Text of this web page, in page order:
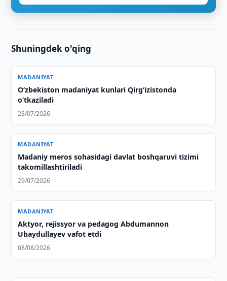
Shuningdek o'qing
MADANIYAT
O‘zbekiston madaniyat kunlari Qirg‘izistonda
o‘tkaziladi
28/07/2026
MADANIYAT
Madaniy meros sohasidagi davlat boshqaruvi tizimi
takomillashtiriladi
29/07/2026
MADANIYAT
Aktyor, rejissyor va pedagog Abdumannon
Ubaydullayev vafot etdi
08/08/2026